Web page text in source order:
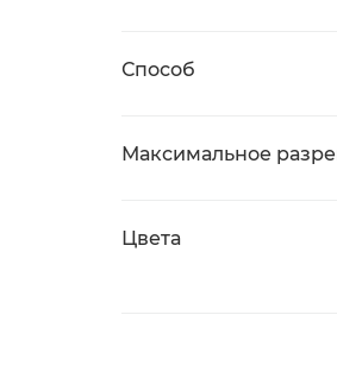
Способ
Максимальное
Цвета